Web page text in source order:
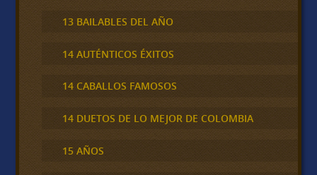
13 BAILABLES DEL AÑO
14 AUTÉNTICOS ÉXITOS
14 CABALLOS FAMOSOS
14 DUETOS DE LO MEJOR DE COLOMBIA
15 AÑOS